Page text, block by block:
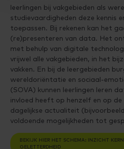
leerlingen bij vakgebieden als
studievaardigheden deze kennis
toepassen. Bij rekenen kan het
(re)presenteren van data. Het
met behulp van digitale
vrijwel alle vakgebieden, in het
vakken. En bij de leergebieden
wereldoriëntatie en sociaal-
(SOVA) kunnen leerlingen leren
invloed heeft op henzelf en op
dagelijkse actualiteit
voldoende mogelijkheden tot
BEKIJK HIER HET SCHEMA: INZICHT
GELETTERDHEID